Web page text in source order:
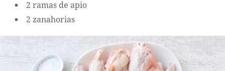
2 ramas de apio
2 zanahorias